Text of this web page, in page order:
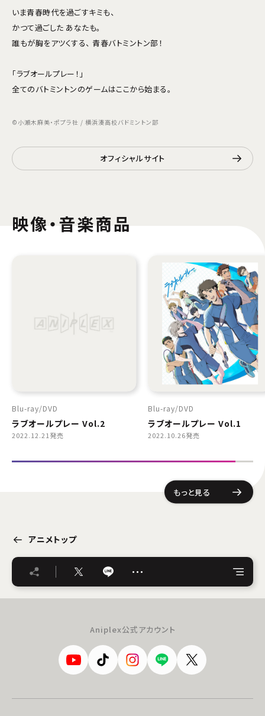
いま青春時代を過ごすキミも、
かつて過ごした あなたも。
誰もが胸をアツくする、 青春バトミントン部！
「ラブオールプレー！」
全てのバトミントンのゲームはここから始まる。
©小瀬木麻美・ポプラ社 / 横浜湊高校バドミントン部
オフィシャルサイト
映像・音楽商品
Blu-ray DVD
ラブオールプレー Vol.2
2022.12.21発売
Blu-ray DVD
ラブオールプレー Vol.1
2022.10.26発売
もっと見る
アニメトップ
…
Aniplex公式アカウント